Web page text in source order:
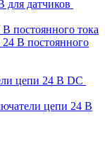
для датчиков
постоянного тока
В постоянного
цепи 24 В DC
цепи 24 В